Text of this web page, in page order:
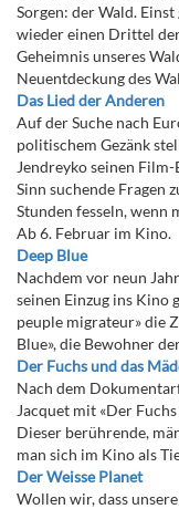
Sorgen: der Wald.
wieder einen Drittel
Geheimnis unseres
Neuentdeckung des
Das Lied der Anderen
Auf der Suche nach
politischem Gezänk
Jendreyko seinen
Sinn suchende Fragen
Stunden fesseln, wenn
Ab 6. Februar im Kino.
Deep Blue
Nachdem vor neun
seinen Einzug ins Kino
peuple migrateur» die
Blue», die Bewohner
Der Fuchs und das
Nach dem
Jacquet mit «Der
Dieser berührende,
man sich im Kino als
Der Weisse Planet
Wollen wir, dass